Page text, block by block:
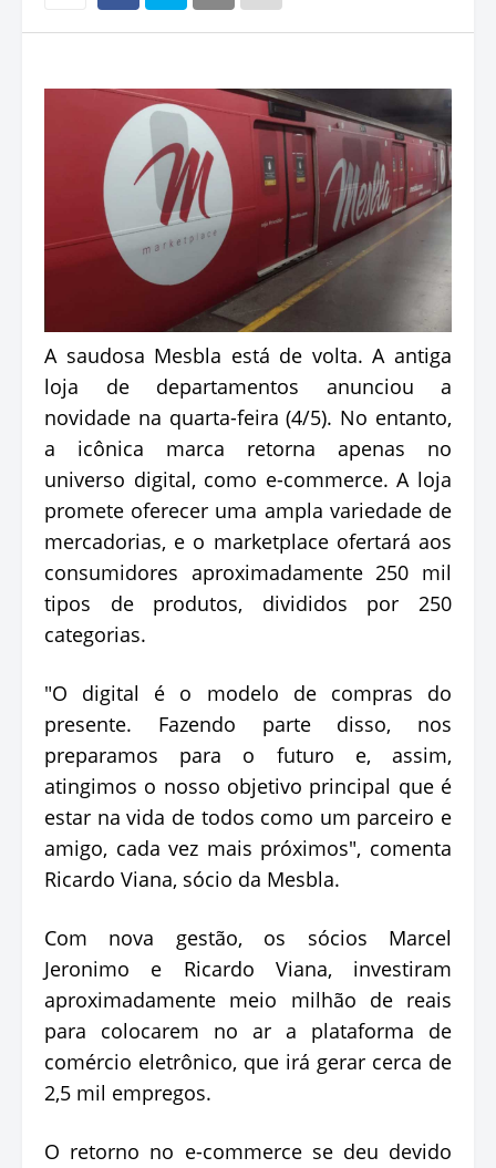
A saudosa Mesbla está de volta. A antiga
loja de departamentos anunciou a
novidade na quarta-feira (4/5). No entanto,
a icônica marca retorna apenas no
universo digital, como e-commerce. A loja
promete oferecer uma ampla variedade de
mercadorias, e o marketplace ofertará aos
consumidores aproximadamente 250 mil
tipos de produtos, divididos por 250
categorias.
"O digital é o modelo de compras do
presente. Fazendo parte disso, nos
preparamos para o futuro e, assim,
atingimos o nosso objetivo principal que é
estar na vida de todos como um parceiro e
amigo, cada vez mais próximos", comenta
Ricardo Viana, sócio da Mesbla.
Com nova gestão, os sócios Marcel
Jeronimo e Ricardo Viana, investiram
aproximadamente meio milhão de reais
para colocarem no ar a plataforma de
comércio eletrônico, que irá gerar cerca de
2,5 mil empregos.
O retorno no e-commerce se deu devido